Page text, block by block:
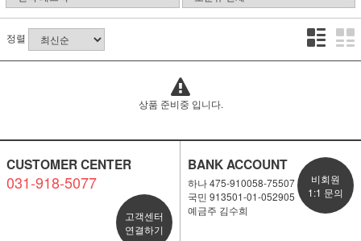
정렬
상품 준비중 입니다.
CUSTOMER CENTER
031-918-5077
고객센터
연결하기
BANK ACCOUNT
하나 475-910058-75507
국민 913501-01-052905
예금주 김수희
비회원
1:1 문의